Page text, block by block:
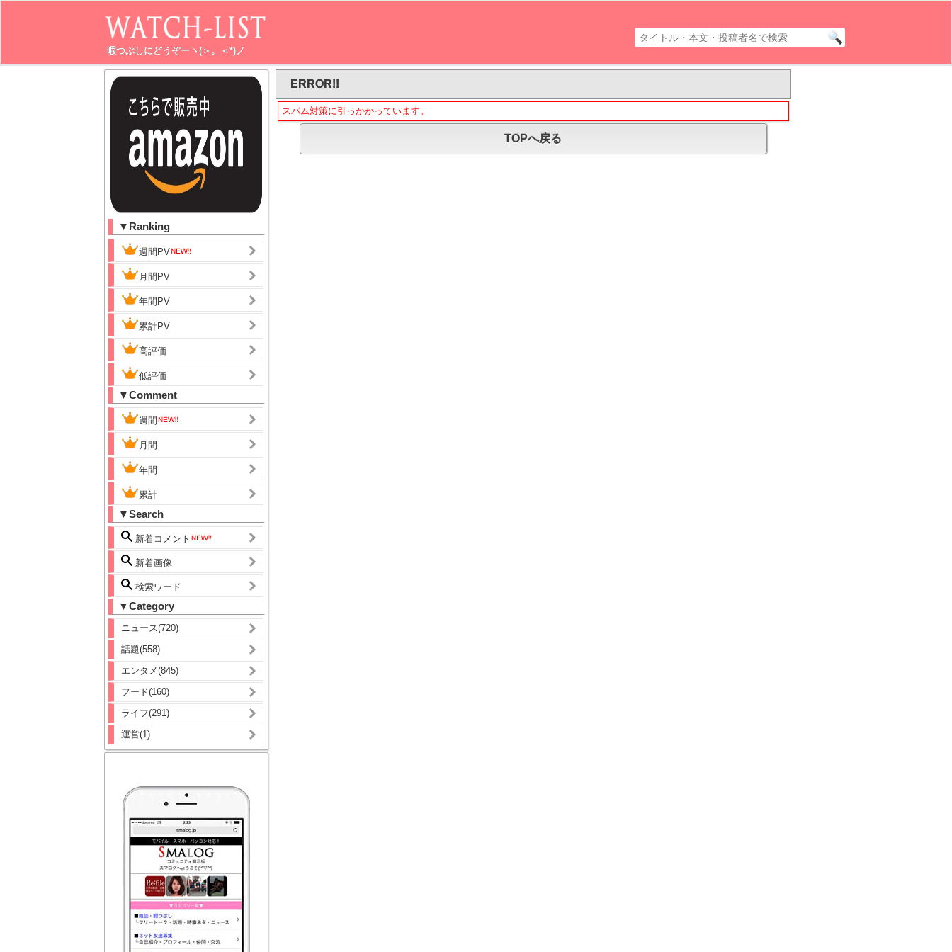
暇つぶしにどうぞーヽ(＞。＜*)ノ
▼Ranking
週間PV
月間PV
年間PV
累計PV
高評価
低評価
▼Comment
週間
月間
年間
累計
▼Search
新着コメント
新着画像
検索ワード
▼Category
ニュース(720)
話題(558)
エンタメ(845)
フード(160)
ライフ(291)
運営(1)
ERROR!!
スパム対策に引っかかっています。
TOPへ戻る